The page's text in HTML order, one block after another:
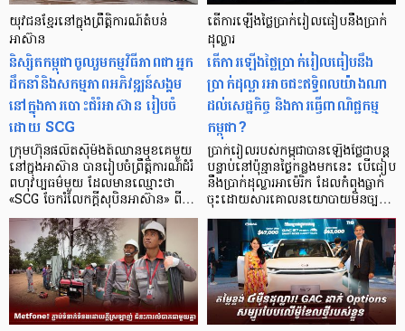
យុវជន​ខ្មែរ​នៅក្នុង​ព្រឹត្តិការណ៍តំបន់
អាស៊ាន
និស្សិតកម្ពុជាចូលរួមកម្មវិធីភាពជាអ្នក
ដឹកនាំនិងសកម្មភាពអភិវឌ្ឍន៍សង្គម
នៅក្នុងការបោះជំរំអាស៊ាន រៀបចំ
ដោយ SCG
ក្រុមហ៊ុនផលិតស៊ីម៉ងត៍ឈានមុខគេមួយ
នៅក្នុងអាស៊ាន បានរៀបចំព្រឹត្តិការណ៍ជំរំ
ពហុវប្បធម៌មួយ ដែលមានឈ្មោះថា
«SCG ចែករំលែកក្ដីសុបិនអាស៊ាន» ពី…
តើការឡើងថ្លៃប្រាក់រៀលធៀបនឹងប្រាក់
ដុល្លារ
តើការឡើងថ្លៃប្រាក់រៀលធៀបនឹង
ប្រាក់ដុល្លារអាចជះឥទ្ធិពលយ៉ាងណា
ដល់សេដ្ឋកិច្ច និងការធ្វើពាណិជ្ជកម្ម
កម្ពុជា?
ប្រាក់រៀលរបស់កម្ពុជាបានឡើងថ្លៃជាបន្ត
បន្ទាប់នៅប៉ុន្មានថ្ងៃកន្លងមកនេះ បើធៀប
នឹងប្រាក់ដុល្លារអាម៉េរិក ដែលកំពុងធ្លាក់
ចុះដោយសារគោលនយោបាយមិនច្ប…